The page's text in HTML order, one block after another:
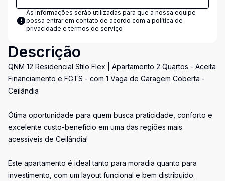
As informações serão utilizadas para que a nossa equipe
possa entrar em contato de acordo com a política de
privacidade e termos de serviço
Descrição
QNM 12 Residencial Stilo Flex | Apartamento 2 Quartos - Aceita
Financiamento e FGTS - com 1 Vaga de Garagem Coberta -
Ceilândia
Ótima oportunidade para quem busca praticidade, conforto e
excelente custo-benefício em uma das regiões mais
acessíveis de Ceilândia!
Este apartamento é ideal tanto para moradia quanto para
investimento, com um layout funcional e bem distribuído.